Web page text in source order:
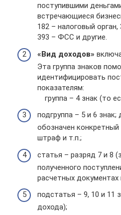
поступившими
встречающиеся
182 – налоговый
393 – ФСС и другие.
«Вид доходов»
Эта группа знаков
идентифицировать
показателям:
группа – 4 знак (то
подгруппа – 5 и 6
обозначен конкретный
штраф и т.п.;
статья – разряд 7 и 8
полученного
расчетных
подстатья – 9, 10 и 11
дохода);